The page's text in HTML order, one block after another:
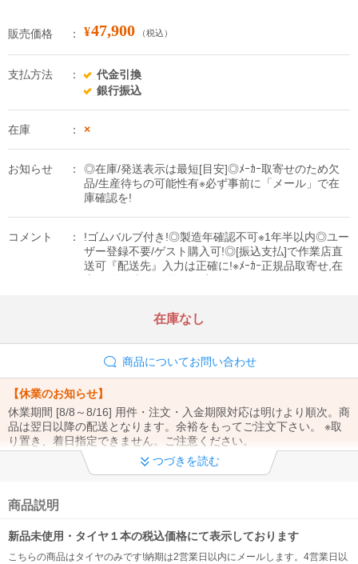
販売価格 ¥47,900 （税込）
支払方法
代金引換
銀行振込
在庫 ×
お知らせ
◎在庫/発送表示は最短[目安]◎ﾒｰｶｰ取寄せのため欠
品/生産待ちの可能性有※必ず事前に「メール」で在
庫確認を!
コメント
!ゴムバルブ付き!◎製造年確認不可※1年半以内◎ユー
ザー登録不要/ゲスト購入可!◎[振込支払]で作業店直
送可『配送先』入力は正確に!※ﾒｰｶｰ正規品取寄せ,在
在庫なし
商品についてお問い合わせ
【休業のお知らせ】
休業期間 [8/8～8/16] 用件・注文・入金期限対応は明けより順次。商
品は翌日以降の配送となります。余裕をもってご注文下さい。 ※取
り置き、着日指定できません。ご注意ください。
ん）②お問合せは「メール」でお願い致します。③お支払い方法・
【※重要※】
つづきを読む
商品説明
新品未使用・タイヤ１本の税込価格にて表示しております
こちらの商品はタイヤのみです!納期は2営業日以内にメールします。4営業日以